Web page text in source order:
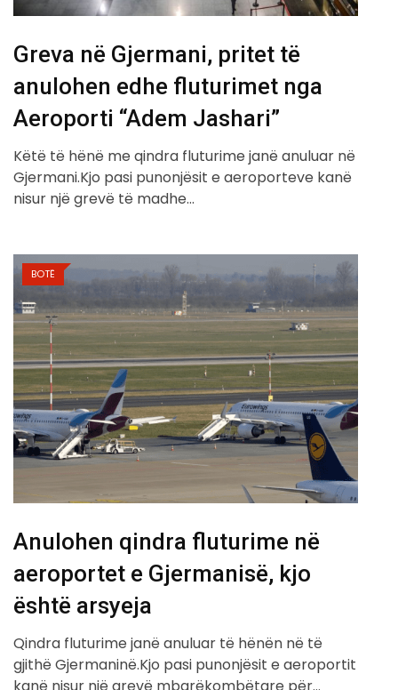
Greva në Gjermani, pritet të
anulohen edhe fluturimet nga
Aeroporti “Adem Jashari”
Këtë të hënë me qindra fluturime janë anuluar në
Gjermani.Kjo pasi punonjësit e aeroporteve kanë
nisur një grevë të madhe…
BOTË
Anulohen qindra fluturime në
aeroportet e Gjermanisë, kjo
është arsyeja
Qindra fluturime janë anuluar të hënën në të
gjithë Gjermaninë.Kjo pasi punonjësit e aeroportit
kanë nisur një grevë mbarëkombëtare për…